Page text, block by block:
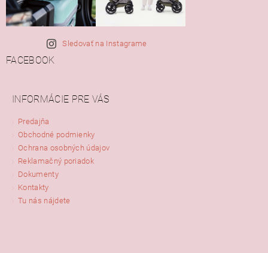
Sledovať na Instagrame
FACEBOOK
INFORMÁCIE PRE VÁS
Predajňa
Obchodné podmienky
Ochrana osobných údajov
Reklamačný poriadok
Dokumenty
Kontakty
Tu nás nájdete